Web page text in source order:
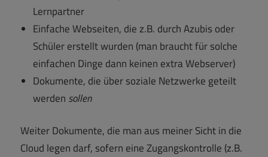
Lernpartner
Einfache Webseiten, die z.B. durch Azubis oder
Schüler erstellt wurden (man braucht für solche
einfachen Dinge dann keinen extra Webserver)
Dokumente, die über soziale Netzwerke geteilt
werden sollen
Weiter Dokumente, die man aus meiner Sicht in die
Cloud legen darf, sofern eine Zugangskontrolle (z.B.